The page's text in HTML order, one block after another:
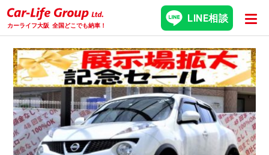
カーライフ大阪 全国どこでも納車！
LINE相談